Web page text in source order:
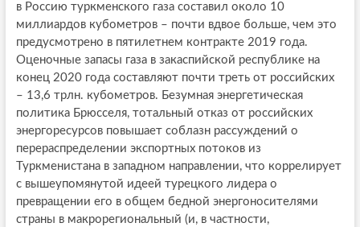
в Россию туркменского газа составил около 10
миллиардов кубометров – почти вдвое больше, чем это
предусмотрено в пятилетнем контракте 2019 года.
Оценочные запасы газа в закаспийской республике на
конец 2020 года составляют почти треть от российских
– 13,6 трлн. кубометров. Безумная энергетическая
политика Брюсселя, тотальный отказ от российских
энергоресурсов повышает соблазн рассуждений о
перераспределении экспортных потоков из
Туркменистана в западном направлении, что коррелирует
с вышеупомянутой идеей турецкого лидера о
превращении его в общем бедной энергоносителями
страны в макрорегиональный (и, в частности,